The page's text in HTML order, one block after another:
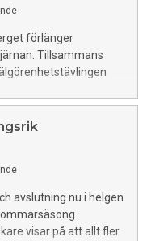
förlänger
Tillsammans
avslutning nu i helgen
visar på att allt fler